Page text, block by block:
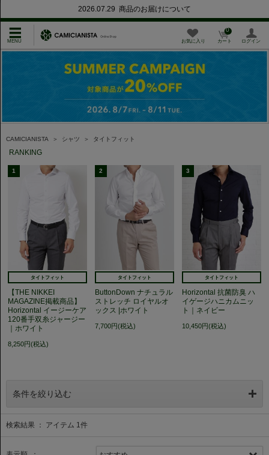
2026.07.29 商品のお届けについて
お気に入り カート
0
ログイン
CAMICIANISTA ＞ シャツ ＞ タイトフィット
RANKING
1
タイトフィット
【THE NIKKEI
MAGAZINE掲載商品】
Horizontal イージーケア
120番手双糸ジャージー
｜ホワイト
8,250円(税込)
2
タイトフィット
ButtonDown ナチュラル
ストレッチ ロイヤルオ
ックス |ホワイト
7,700円(税込)
3
タイトフィット
Horizontal 抗菌防臭 ハ
イゲージハニカムニッ
ト｜ネイビー
10,450円(税込)
条件を絞り込む
検索結果 ： アイテム 1件